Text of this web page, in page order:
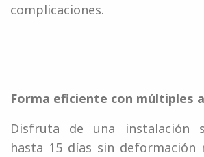
complicaciones.
Forma eficiente con múltiples
Disfruta de una instalación
hasta 15 días sin deformación